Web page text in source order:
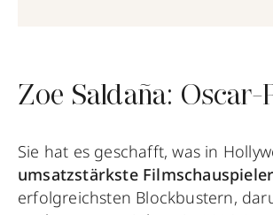
Zoe Saldaña:
Sie hat es geschafft, was in
umsatzstärkste
erfolgreichsten Blockbustern,